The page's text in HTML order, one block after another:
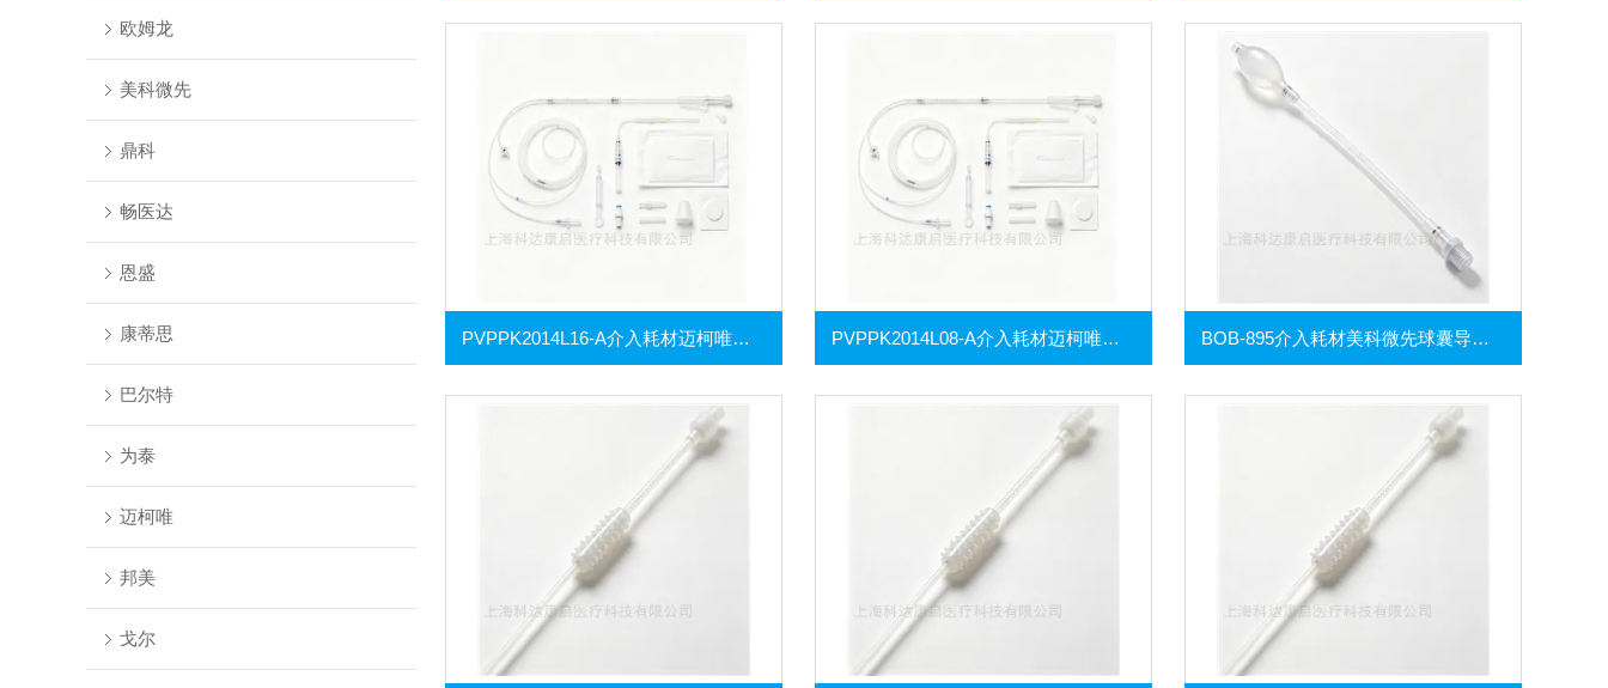
欧姆龙
美科微先
鼎科
畅医达
恩盛
康蒂思
巴尔特
为泰
迈柯唯
邦美
戈尔
PVPPK2014L16-A介入耗材迈柯唯热稀释导管包及压力监测套装 PVPPK2014L08-A介入耗材迈柯唯热稀释导管包及压力监测套装 BOB-895介入耗材美科微先球囊导引导管